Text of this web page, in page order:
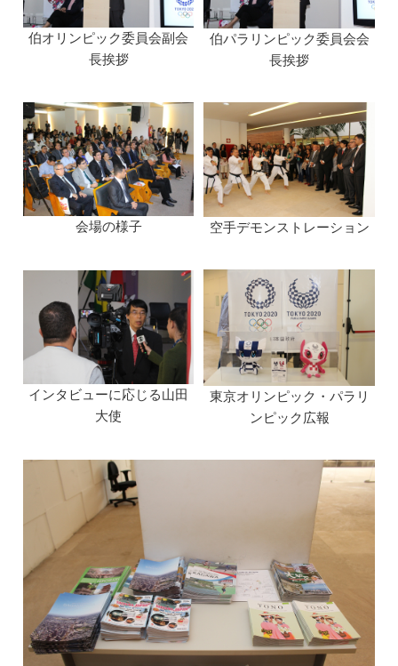
伯オリンピック委員会副会
長挨拶
伯パラリンピック委員会会
長挨拶
会場の様子 空手デモンストレーション
インタビューに応じる山田
大使
東京オリンピック・パラリ
ンピック広報